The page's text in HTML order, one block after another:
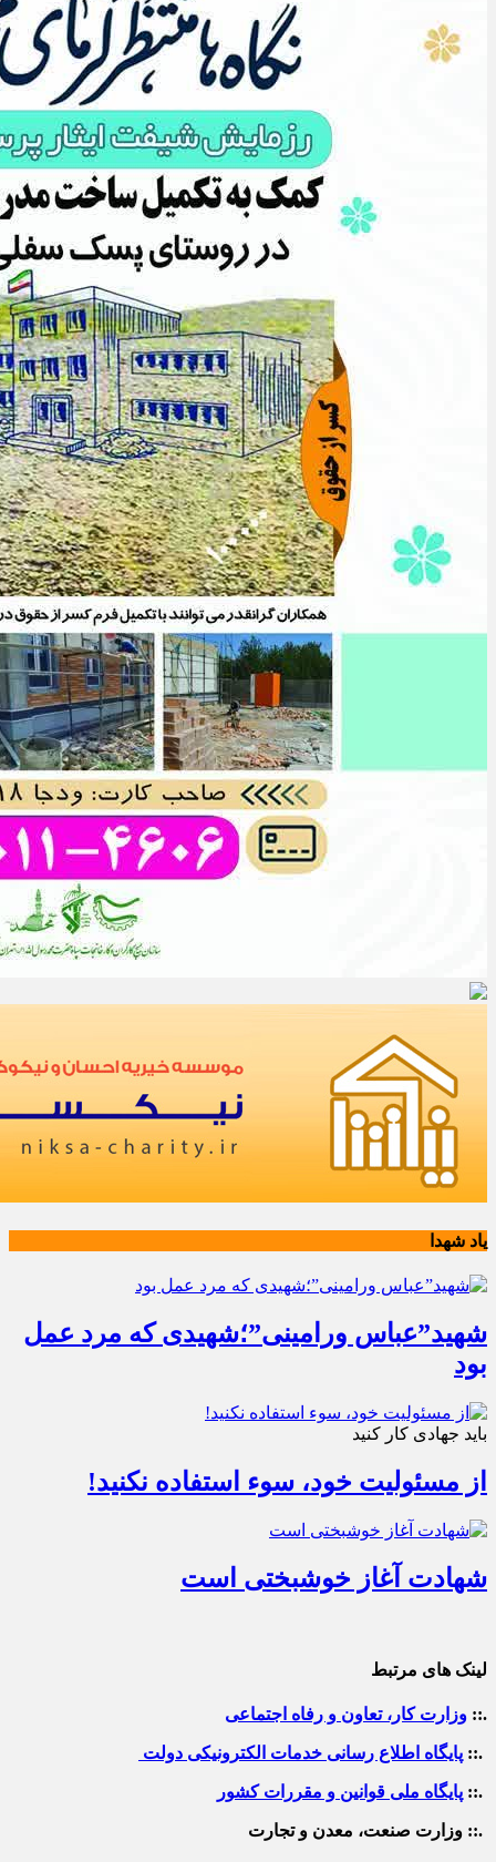
یاد شهدا
شهید”عباس ورامینی”؛شهیدی که مرد عمل
بود
باید جهادی کار کنید
از مسئولیت خود، سوء استفاده نکنید!
شهادت آغاز خوشبختی است
لینک های مرتبط
.:: وزارت کار، تعاون و رفاه اجتماعی
.:: پایگاه اطلاع رسانی خدمات الکترونیکی دولت
.:: پایگاه ملی قوانین و مقررات کشور
.:: وزارت صنعت، معدن و تجارت